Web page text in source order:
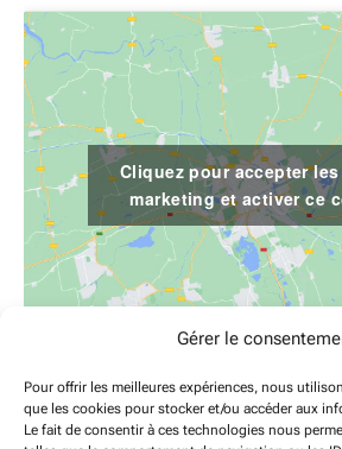
Gérer le
Pour offrir les meilleures expériences, nous
que les cookies pour stocker et/ou accéder aux
Le fait de consentir à ces technologies nous
LIEU
LE PONT DE REYNES
Cliquez pour accepter
marketing et activer ce